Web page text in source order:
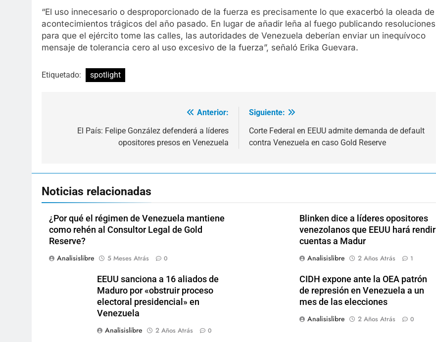
“El uso innecesario o desproporcionado de la fuerza es precisamente lo que exacerbó la oleada de
acontecimientos trágicos del año pasado. En lugar de añadir leña al fuego publicando resoluciones
para que el ejército tome las calles, las autoridades de Venezuela deberían enviar un inequívoco
mensaje de tolerancia cero al uso excesivo de la fuerza”, señaló Erika Guevara.
Etiquetado: spotlight
Anterior:
El País: Felipe González defenderá a líderes
opositores presos en Venezuela
Siguiente:
Corte Federal en EEUU admite demanda de default
contra Venezuela en caso Gold Reserve
Noticias relacionadas
¿Por qué el régimen de Venezuela mantiene
como rehén al Consultor Legal de Gold
Reserve?
Analisislibre
5 Meses Atrás 0
Blinken dice a líderes opositores
venezolanos que EEUU hará rendir
cuentas a Madur
Analisislibre
2 Años Atrás 1
EEUU sanciona a 16 aliados de
Maduro por «obstruir proceso
electoral presidencial» en
Venezuela
Analisislibre
2 Años Atrás 0
CIDH expone ante la OEA patrón
de represión en Venezuela a un
mes de las elecciones
Analisislibre
2 Años Atrás 0